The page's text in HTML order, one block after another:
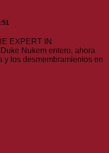
EXPERT IN
Nukem entero, ahora
y los desmembramientos en